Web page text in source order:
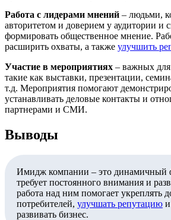
Работа с лидерами мнений – людьми,
авторитетом и доверием у аудитории и
формировать общественное мнение.
расширить охваты, а также улучшить
Участие в мероприятиях – важных для
такие как выставки, презентации,
т.д. Мероприятия помогают
устанавливать деловые контакты и
партнерами и СМИ.
Выводы
Имидж компании – это динамичный
требует постоянного внимания и
работа над ним помогает укреплять
потребителей, улучшать репутацию
развивать бизнес.